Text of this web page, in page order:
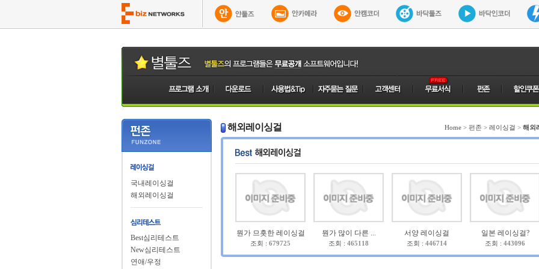
국내레이싱걸
해외레이싱걸
Best심리테스트
New심리테스트
연애/우정
해외레이싱걸 Home > 펀존 > 레이싱걸 > 해외
뭔가 므흣한 레이싱걸
조회 : 679725
뭔가 많이 다른 ...
조회 : 465118
서양 레이싱걸
조회 : 446714
일본 레이싱걸?
조회 : 443096